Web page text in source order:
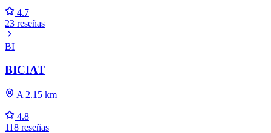
4.7
23 reseñas
BI
BICIAT
A 2.15 km
4.8
118 reseñas